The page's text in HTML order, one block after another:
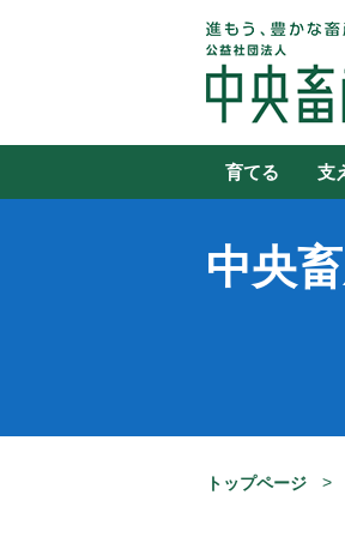
育てる 支
中央
トップページ